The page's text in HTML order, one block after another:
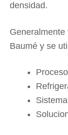
densidad.
Baumé y se